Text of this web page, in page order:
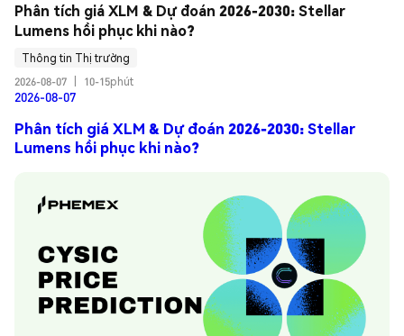
Phân tích giá XLM & Dự đoán 2026-2030: Stellar
Lumens hồi phục khi nào?
Thông tin Thị trường
2026-08-07
10-15phút
2026-08-07
Phân tích giá XLM & Dự đoán 2026-2030: Stellar
Lumens hồi phục khi nào?